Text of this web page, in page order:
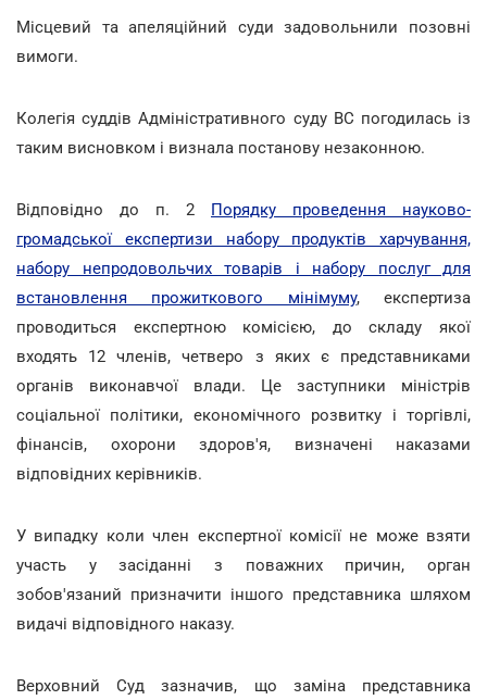
Місцевий та апеляційний суди задовольнили позовні
вимоги.
Колегія суддів Адміністративного суду ВС погодилась із
таким висновком і визнала постанову незаконною.
Відповідно до п. 2 Порядку проведення науково-
громадської експертизи набору продуктів харчування,
набору непродовольчих товарів і набору послуг для
встановлення прожиткового мінімуму, експертиза
проводиться експертною комісією, до складу якої
входять 12 членів, четверо з яких є представниками
органів виконавчої влади. Це заступники міністрів
соціальної політики, економічного розвитку і торгівлі,
фінансів, охорони здоров'я, визначені наказами
відповідних керівників.
У випадку коли член експертної комісії не може взяти
участь у засіданні з поважних причин, орган
зобов'язаний призначити іншого представника шляхом
видачі відповідного наказу.
Верховний Суд зазначив, що заміна представника